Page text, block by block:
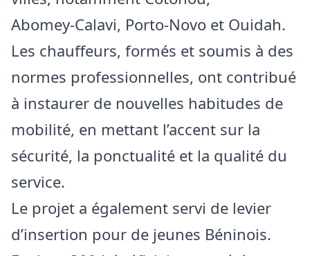
Abomey‑Calavi, Porto‑Novo et Ouidah.
Les chauffeurs, formés et soumis à des
normes professionnelles, ont contribué
à instaurer de nouvelles habitudes de
mobilité, en mettant l’accent sur la
sécurité, la ponctualité et la qualité du
service.
Le projet a également servi de levier
d’insertion pour de jeunes Béninois.